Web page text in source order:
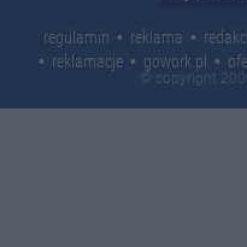
regulamin reklama
reklamacje
gowork.pl
© copyright